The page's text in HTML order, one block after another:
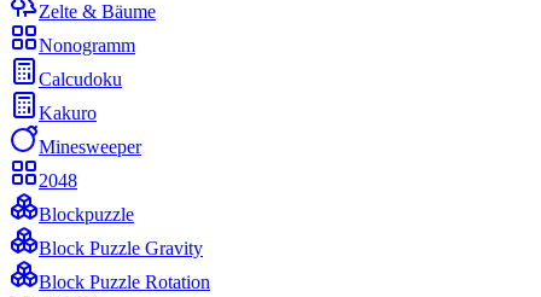
Zelte & Bäume
Nonogramm
Calcudoku
Kakuro
Minesweeper
2048
Blockpuzzle
Block Puzzle Gravity
Block Puzzle Rotation